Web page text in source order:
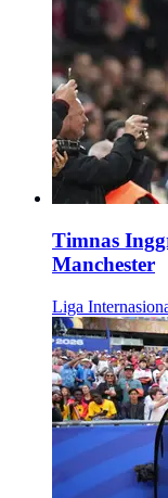
Timnas
Manchester
Liga